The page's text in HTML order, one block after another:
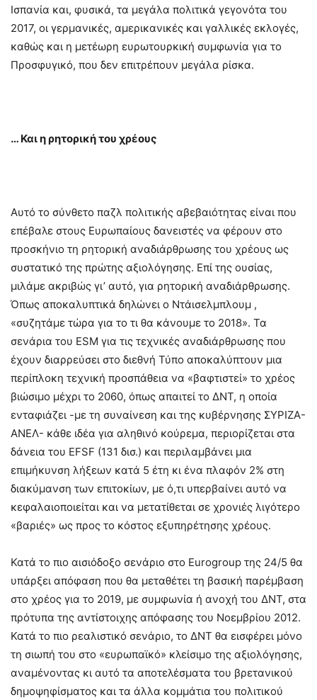
Ισπανία και, φυσικά, τα μεγάλα πολιτικά γεγονότα του
2017, οι γερμανικές, αμερικανικές και γαλλικές εκλογές,
καθώς και η μετέωρη ευρωτουρκική συμφωνία για το
Προσφυγικό, που δεν επιτρέπουν μεγάλα ρίσκα.
… Και η ρητορική του χρέους
Αυτό το σύνθετο παζλ πολιτικής αβεβαιότητας είναι που
επέβαλε στους Ευρωπαίους δανειστές να φέρουν στο
προσκήνιο τη ρητορική αναδιάρθρωσης του χρέους ως
συστατικό της πρώτης αξιολόγησης. Επί της ουσίας,
μιλάμε ακριβώς γι’ αυτό, για ρητορική αναδιάρθρωσης.
Όπως αποκαλυπτικά δηλώνει ο Ντάισελμπλουμ ,
«συζητάμε τώρα για το τι θα κάνουμε το 2018». Τα
σενάρια του ESM για τις τεχνικές αναδιάρθρωσης που
έχουν διαρρεύσει στο διεθνή Τύπο αποκαλύπτουν μια
περίπλοκη τεχνική προσπάθεια να «βαφτιστεί» το χρέος
βιώσιμο μέχρι το 2060, όπως απαιτεί το ΔΝΤ, η οποία
ενταφιάζει -με τη συναίνεση και της κυβέρνησης ΣΥΡΙΖΑ-
ΑΝΕΛ- κάθε ιδέα για αληθινό κούρεμα, περιορίζεται στα
δάνεια του EFSF (131 δισ.) και περιλαμβάνει μια
επιμήκυνση λήξεων κατά 5 έτη κι ένα πλαφόν 2% στη
διακύμανση των επιτοκίων, με ό,τι υπερβαίνει αυτό να
κεφαλαιοποιείται και να μετατίθεται σε χρονιές λιγότερο
«βαριές» ως προς το κόστος εξυπηρέτησης χρέους.
Κατά το πιο αισιόδοξο σενάριο στο Eurogroup της 24/5 θα
υπάρξει απόφαση που θα μεταθέτει τη βασική παρέμβαση
στο χρέος για το 2019, με συμφωνία ή ανοχή του ΔΝΤ, στα
πρότυπα της αντίστοιχης απόφασης του Νοεμβρίου 2012.
Κατά το πιο ρεαλιστικό σενάριο, το ΔΝΤ θα εισφέρει μόνο
τη σιωπή του στο «ευρωπαϊκό» κλείσιμο της αξιολόγησης,
αναμένοντας κι αυτό τα αποτελέσματα του βρετανικού
δημοψηφίσματος και τα άλλα κομμάτια του πολιτικού